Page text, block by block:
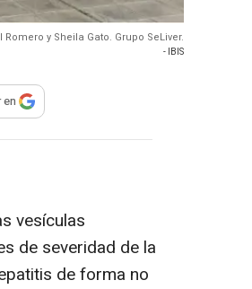
y Sheila Gato. Grupo SeLiver.
- IBIS
compartir
en
vesículas
de severidad de la
de forma no